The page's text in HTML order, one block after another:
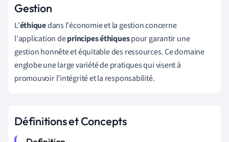
Gestion
L'éthiquedans l'économie et la gestion concerne
l'application deprincipes éthiquespour garantir une
gestion honnête et équitable des ressources. Ce domaine
englobe une large variété de pratiques qui visent à
promouvoir l’intégrité et la responsabilité.
Définitions et Concepts